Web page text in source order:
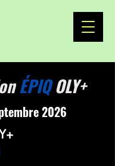
ÉPIQOLY+
2026